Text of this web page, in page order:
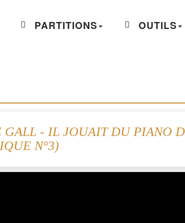
PARTITIONS OUTILS
GALL - IL JOUAIT DU PIANO
N°3)